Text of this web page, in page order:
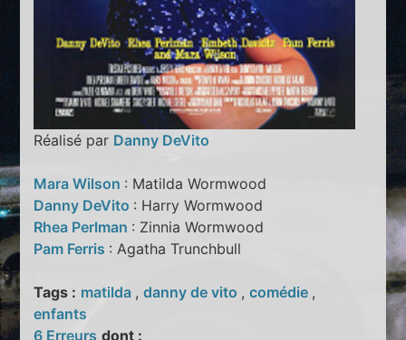
Réalisé par Danny DeVito
Mara Wilson : Matilda Wormwood
Danny DeVito : Harry Wormwood
Rhea Perlman : Zinnia Wormwood
Pam Ferris : Agatha Trunchbull
Tags : matilda ,danny de vito ,comédie ,
enfants
6 Erreurs dont :